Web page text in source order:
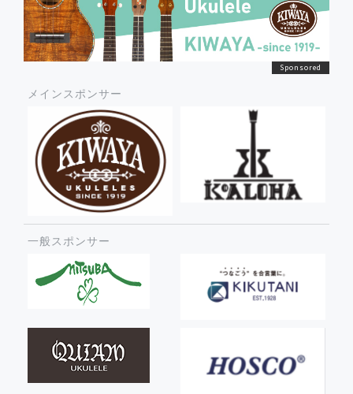
メインスポンサー
一般スポンサー